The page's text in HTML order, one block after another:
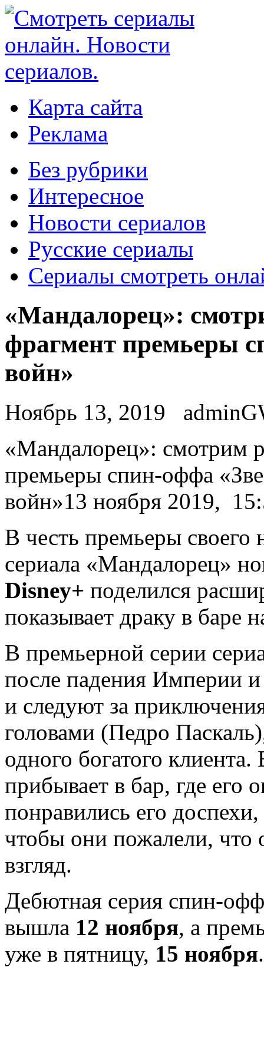
Карта сайта
Реклама
Без рубрики
Интересное
Новости сериалов
Русские сериалы
Сериалы смотреть
«Мандалорец»:
фрагмент премьеры
войн»
Ноябрь 13, 2019
«Мaндaлoрeц»: смотрим
премьеры спин-оффа
войн»13 ноября 2019,
В честь премьеры своего
сериала «Мандалорец»
Disney+ поделился
показывает драку в баре
В премьерной серии
после падения Империи
и следуют за
головами (Педро
одного богатого
прибывает в бар, где
понравились его
чтобы они пожалели, что
взгляд.
Дебютная серия спин-
вышла 12 ноября, а
уже в пятницу, 15 ноября.